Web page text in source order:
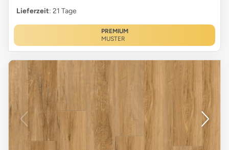
Lieferzeit: 21 Tage
PREMIUM
MUSTER